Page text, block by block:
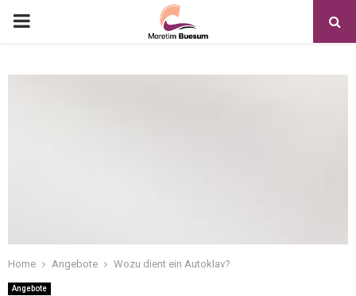
Home Angebote Wozu dient ein Autoklav?
Angebote